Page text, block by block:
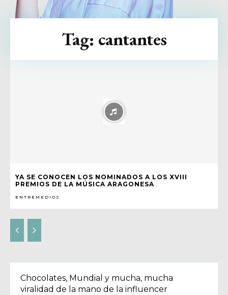
YA SE CONOCEN LOS NOMINADOS A LOS XVIII
PREMIOS DE LA MÚSICA ARAGONESA
ENTREMEDIOS
Tag: cantantes
Chocolates, Mundial y mucha, mucha
viralidad de la mano de la influencer